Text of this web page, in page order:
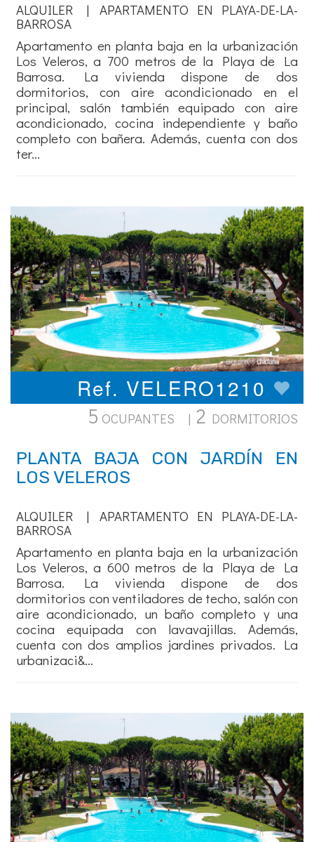
ALQUILER | APARTAMENTO EN PLAYA-DE-LA-
BARROSA
Apartamento en planta baja en la urbanización
Los Veleros, a 700 metros de la Playa de La
Barrosa. La vivienda dispone de dos
dormitorios, con aire acondicionado en el
principal, salón también equipado con aire
acondicionado, cocina independiente y baño
completo con bañera. Además, cuenta con dos
ter...
Ref. VELERO1210
5 OCUPANTES | 2 DORMITORIOS
PLANTA BAJA CON JARDÍN EN
LOS VELEROS
ALQUILER | APARTAMENTO EN PLAYA-DE-LA-
BARROSA
Apartamento en planta baja en la urbanización
Los Veleros, a 600 metros de la Playa de La
Barrosa. La vivienda dispone de dos
dormitorios con ventiladores de techo, salón con
aire acondicionado, un baño completo y una
cocina equipada con lavavajillas. Además,
cuenta con dos amplios jardines privados. La
urbanizaci&...